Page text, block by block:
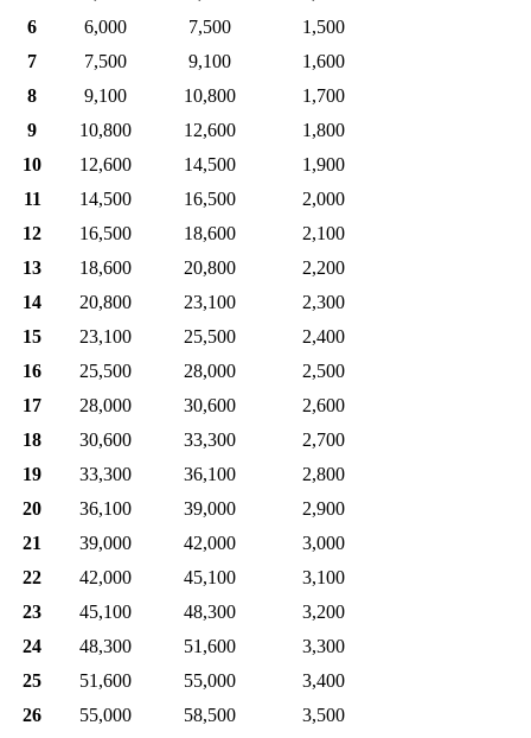
6
6,000 7,500
1,500
7
7,500 9,100
1,600
8
9,100 10,800
1,700
9
10,800 12,600
1,800
10
12,600 14,500
1,900
11
14,500 16,500
2,000
12
16,500 18,600
2,100
13
18,600 20,800
2,200
14
20,800 23,100
2,300
15
23,100 25,500
2,400
16
25,500 28,000
2,500
17
28,000 30,600
2,600
18
30,600 33,300
2,700
19
33,300 36,100
2,800
20
36,100 39,000
2,900
21
39,000 42,000
3,000
22
42,000 45,100
3,100
23
45,100 48,300
3,200
24
48,300 51,600
3,300
25
51,600 55,000
3,400
26
55,000 58,500
3,500